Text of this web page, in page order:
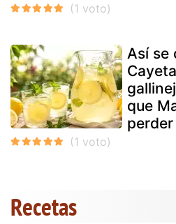
Así se
que
perder
Recetas